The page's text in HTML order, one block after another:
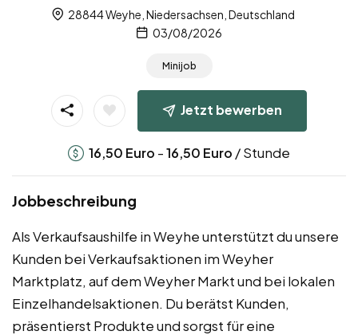
28844 Weyhe, Niedersachsen, Deutschland
03/08/2026
Minijob
Jetzt bewerben
16,50 Euro -16,50 Euro / Stunde
Jobbeschreibung
Als Verkaufsaushilfe in Weyhe unterstützt du unsere
Kunden bei Verkaufsaktionen im Weyher
Marktplatz, auf dem Weyher Markt und bei lokalen
Einzelhandelsaktionen. Du berätst Kunden,
präsentierst Produkte und sorgst für eine